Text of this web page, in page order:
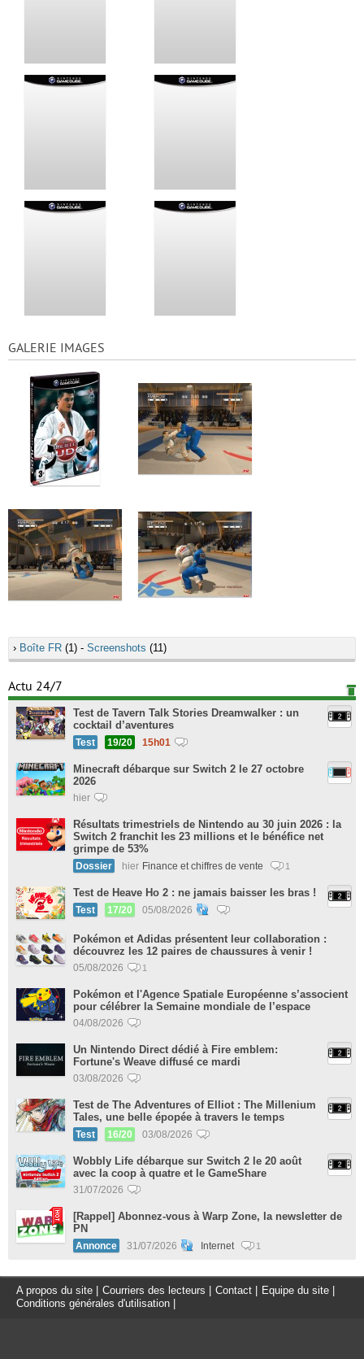
GALERIE IMAGES
› Boîte FR (1) - Screenshots (11)
Actu 24/7
Test de Tavern Talk Stories Dreamwalker : un
cocktail d’aventures
Test 19/20 15h01
Minecraft débarque sur Switch 2 le 27 octobre
2026
hier
Résultats trimestriels de Nintendo au 30 juin 2026 : la
Switch 2 franchit les 23 millions et le bénéfice net
grimpe de 53%
Dossier hier Finance et chiffres de vente 1
Test de Heave Ho 2 : ne jamais baisser les bras !
Test 17/20 05/08/2026
Pokémon et Adidas présentent leur collaboration :
découvrez les 12 paires de chaussures à venir !
05/08/2026 1
Pokémon et l'Agence Spatiale Européenne s’associent
pour célébrer la Semaine mondiale de l’espace
04/08/2026
Un Nintendo Direct dédié à Fire emblem:
Fortune's Weave diffusé ce mardi
03/08/2026
Test de The Adventures of Elliot : The Millenium
Tales, une belle épopée à travers le temps
Test 16/20 03/08/2026
Wobbly Life débarque sur Switch 2 le 20 août
avec la coop à quatre et le GameShare
31/07/2026
[Rappel] Abonnez-vous à Warp Zone, la newsletter de
PN
Annonce 31/07/2026 Internet 1
A propos du site Courriers des lecteurs Contact Equipe du site
Conditions générales d'utilisation